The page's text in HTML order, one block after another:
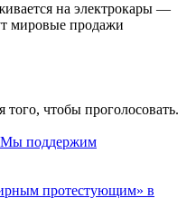
на электрокары —
мировые продажи
того, чтобы проголосовать.
Мы поддержим
протестующим» в